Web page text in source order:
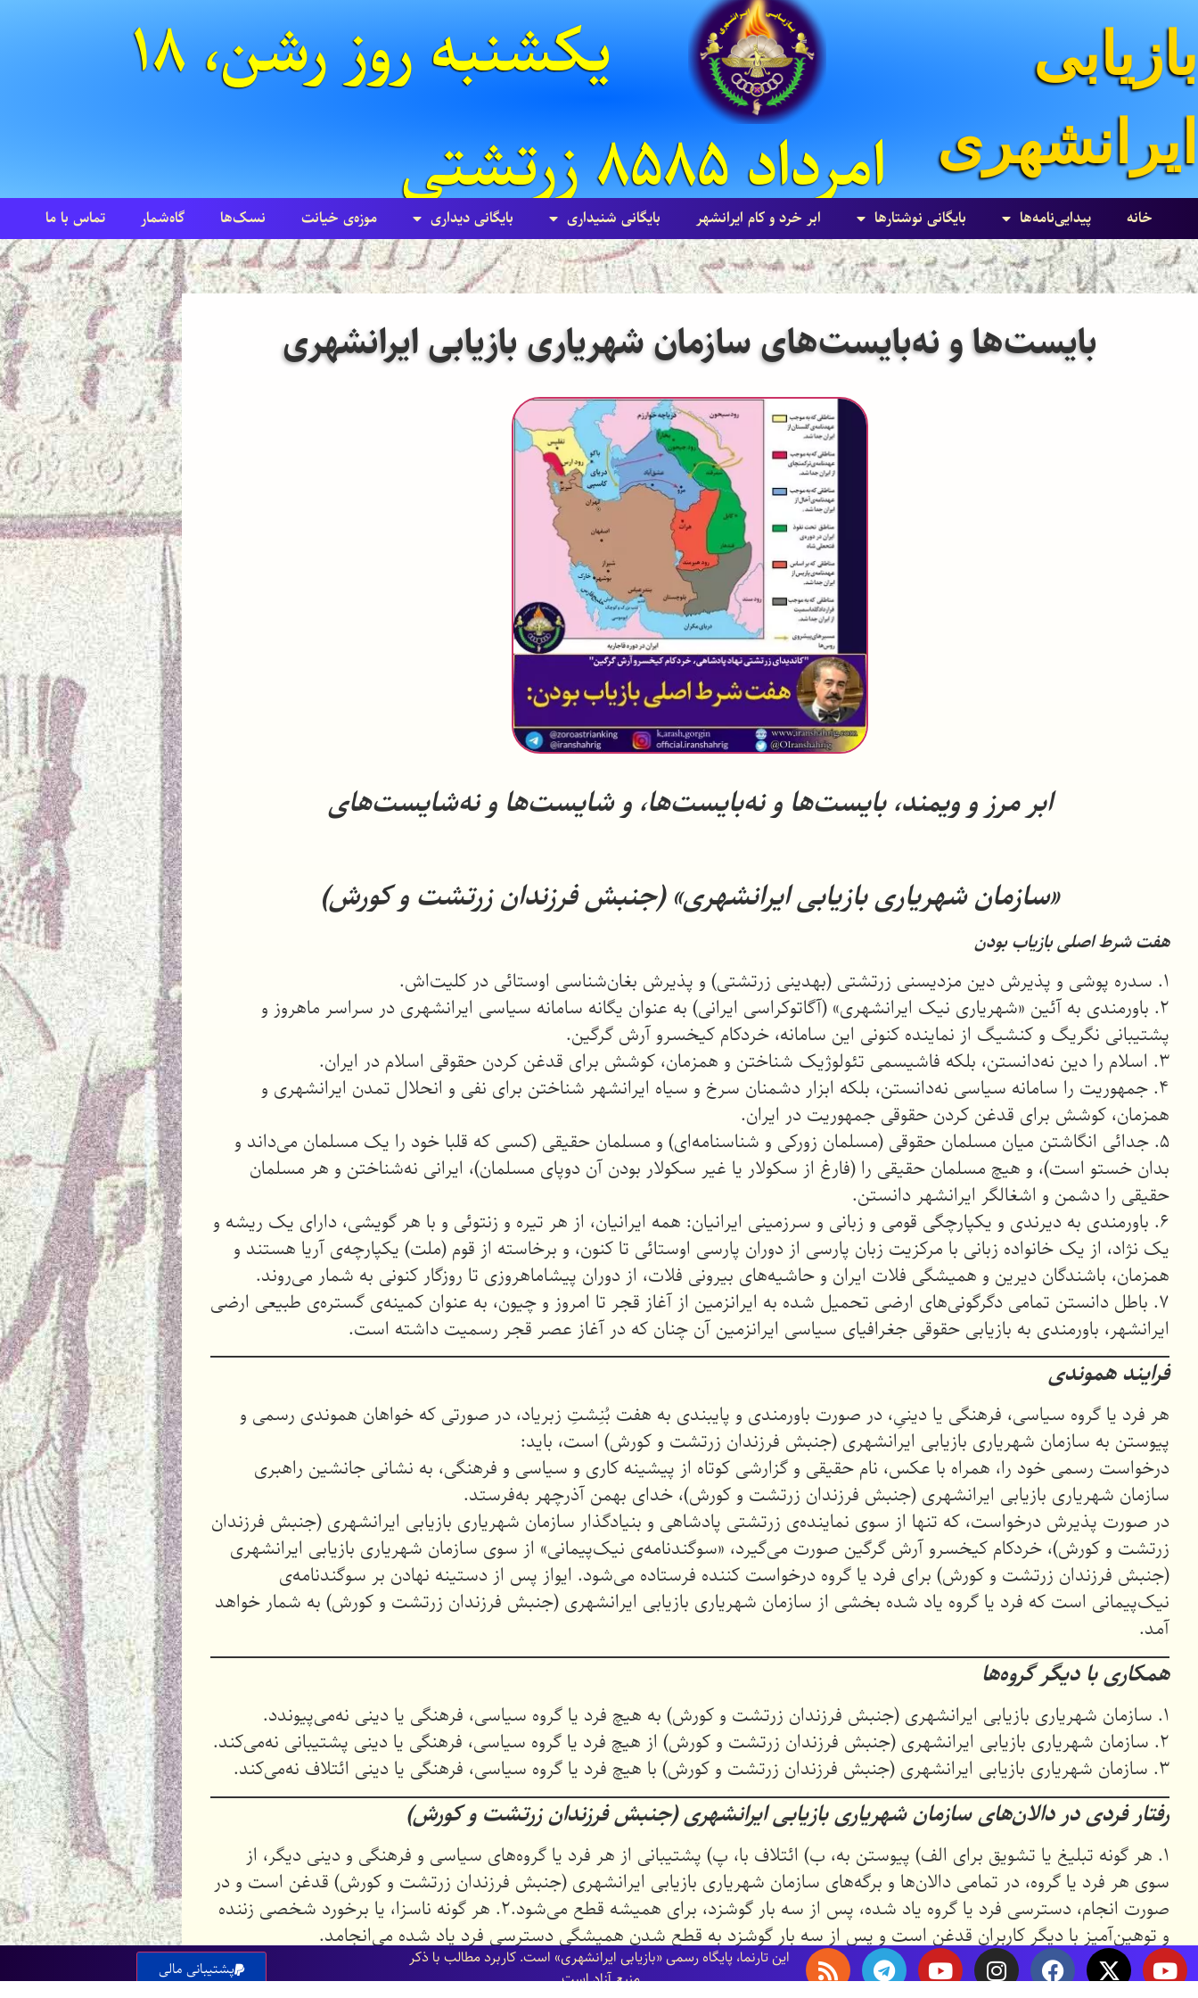
بازیابی
ایرانشهری
یکشنبه روز رشن، ۱۸
امرداد ۸۵۸۵ زرتشتی
خانه پیدایی‌نامه‌ها بایگانی نوشتارها ابر خرد و کام ایرانشهر بایگانی شنيداری بایگانی ديداری موزه‌ی خیانت نسک‌ها گاه‌شمار تماس با ما
بایست‌ها و نه‌بایست‌های سازمان شهریاری بازیابی ایرانشهری
ابر مرز و ویمند، بایست‌ها و نه‌بایست‌ها، و شایست‌ها و نه‌شایست‌های
«سازمان شهریاری بازیابی ایرانشهری» (جنبش فرزندان زرتشت و کورش)
هفت شرط اصلی بازیاب بودن
۱. سدره پوشی و پذیرش دین مزدیسنی زرتشتی (بهدینی زرتشتی) و پذیرش بغان‌شناسی اوستائی در کلیت‌اش.
۲. باورمندی به آئین «شهریاری نیک ایرانشهری» (آگاتوکراسی ایرانی) به عنوان یگانه سامانه سیاسی ایرانشهری در سراسر ماهروز و
پشتیبانی نگریگ و کنشیگ از نماینده کنونی این سامانه، خردکام کیخسرو آرش گرگین.
۳. اسلام را دین نه‌دانستن، بلکه فاشیسمی تئولوژیک شناختن و همزمان، کوشش برای قدغن کردن حقوقی اسلام در ایران.
۴. جمهوریت را سامانه سیاسی نه‌دانستن، بلکه ابزار دشمنان سرخ و سیاه ایرانشهر شناختن برای نفی و انحلال تمدن ایرانشهری و
همزمان، کوشش برای قدغن کردن حقوقی جمهوریت در ایران.
۵. جدائی انگاشتن میان مسلمان حقوقی (مسلمان زورکی و شناسنامه‌ای) و مسلمان حقیقی (کسی که قلبا خود را یک مسلمان می‌داند و
بدان خستو است)، و هیچ مسلمان حقیقی را (فارغ از سکولار یا غیر سکولار بودن آن دوپای مسلمان)، ایرانی نه‌شناختن و هر مسلمان
حقیقی را دشمن و اشغالگر ایرانشهر دانستن.
۶. باورمندی به دیرندی و یکپارچگی قومی و زبانی و سرزمینی ایرانیان: همه ایرانیان، از هر تیره‌ و زنتوئی و با هر گویشی، دارای یک ریشه و
یک نژاد، از یک خانواده زبانی با مرکزیت زبان پارسی از دوران پارسی اوستائی تا کنون، و برخاسته از قوم (ملت) یکپارچه‌ی آریا هستند و
همزمان، باشندگان دیرین و همیشگی فلات ایران و حاشیه‌های بیرونی فلات، از دوران پیشاماهروزی تا روزگار کنونی به شمار می‌روند.
۷. باطل دانستن تمامی دگرگونی‌های ارضی تحمیل شده به ایرانزمین از آغاز قجر تا امروز و چیون، به عنوان کمینه‌ی گستره‌ی طبیعی ارضی
ایرانشهر، باورمندی به بازیابی حقوقی جغرافیای سیاسی ایرانزمین آن چنان که در آغاز عصر قجر رسمیت داشته است.
فرایند هموندی
هر فرد یا گروه سیاسی، فرهنگی یا دینیِ، در صورت باورمندی و پایبندی به هفت بُنِشتِ زبریاد، در صورتی که خواهان هموندی رسمی و
پیوستن به سازمان شهریاری بازیابی ایرانشهری (جنبش فرزندان زرتشت و کورش) است، باید:
درخواست رسمی خود را، همراه با عکس، نام حقیقی و گزارشی کوتاه از پیشینه کاری و سیاسی و فرهنگی، به نشانی جانشین راهبری
سازمان شهریاری بازیابی ایرانشهری (جنبش فرزندان زرتشت و کورش)، خدای بهمن آذرچهر به‌فرستد.
در صورت پذیرش درخواست، که تنها از سوی نماینده‌ی زرتشتی پادشاهی و بنیادگذار سازمان شهریاری بازیابی ایرانشهری (جنبش فرزندان
زرتشت و کورش)، خردکام کیخسرو آرش گرگین صورت می‌گیرد، «سوگندنامه‌ی نیک‌پیمانی» از سوی سازمان شهریاری بازیابی ایرانشهری
(جنبش فرزندان زرتشت و کورش) برای فرد یا گروه درخواست کننده فرستاده می‌شود. ایواز پس از دستینه نهادن بر سوگندنامه‌ی
نیک‌پیمانی است که فرد یا گروه یاد شده بخشی از سازمان شهریاری بازیابی ایرانشهری (جنبش فرزندان زرتشت و کورش) به شمار خواهد
آمد.
همکاری با دیگر گروه‌ها
۱. سازمان شهریاری بازیابی ایرانشهری (جنبش فرزندان زرتشت و کورش) به هیچ فرد یا گروه سیاسی، فرهنگی یا دینی نه‌می‌پیوندد.
۲. سازمان شهریاری بازیابی ایرانشهری (جنبش فرزندان زرتشت و کورش) از هیچ فرد یا گروه سیاسی، فرهنگی یا دینی پشتیبانی نه‌می‌کند.
۳. سازمان شهریاری بازیابی ایرانشهری (جنبش فرزندان زرتشت و کورش) با هیچ فرد یا گروه سیاسی، فرهنگی یا دینی ائتلاف نه‌می‌کند.
رفتار فردی در دالان‌های سازمان شهریاری بازیابی ایرانشهری (جنبش فرزندان زرتشت و کورش)
۱. هر گونه تبلیغ یا تشویق برای الف) پیوستن به، ب) ائتلاف با، پ) پشتیبانی از هر فرد یا گروه‌های سیاسی و فرهنگی و دینی دیگر، از
سوی هر فرد یا گروه، در تمامی دالان‌ها و برگه‌های سازمان شهریاری بازیابی ایرانشهری (جنبش فرزندان زرتشت و کورش) قدغن است و در
صورت انجام، دسترسی فرد یا گروه یاد شده، پس از سه بار گوشزد، برای همیشه قطع می‌شود.۲. هر گونه ناسزا، یا برخورد شخصی زننده
و توهین‌آمیز با دیگر کاربران قدغن است و پس از سه بار گوشزد به قطع شدن همیشگی دسترسی فرد یاد شده می‌انجامد.
مارس 2, 2023
اين تارنما، پایگاه رسمی «بازیابی ایرانشهری» است. كاربرد مطالب با ذكر
منبع آزاد است.
پشتیبانی مالی